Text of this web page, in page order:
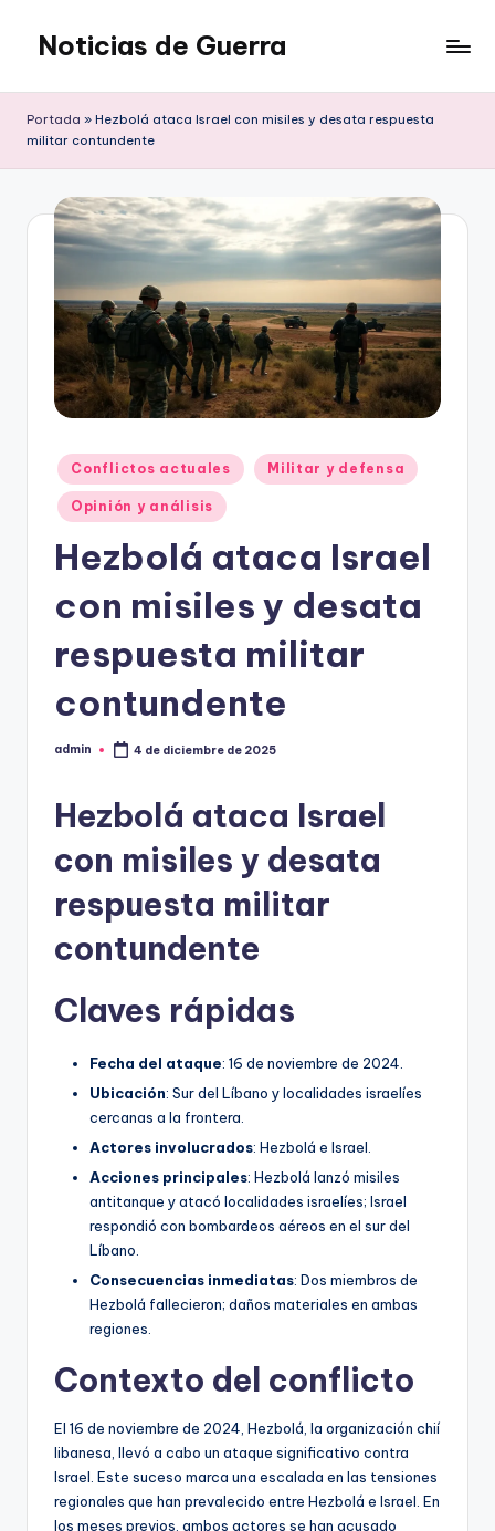
Saltar
contenido
Noticias de Guerra
Portada » Hezbolá ataca Israel con misiles y desata respuesta
militar contundente
Publicado
en
Conflictos actuales Militar y defensa
Opinión y análisis
Hezbolá ataca Israel
con misiles y desata
respuesta militar
contundente
Publicado
admin 4 de diciembre de 2025
Hezbolá ataca Israel
con misiles y desata
respuesta militar
contundente
Claves rápidas
Fecha del ataque: 16 de noviembre de 2024.
Ubicación: Sur del Líbano y localidades israelíes
cercanas a la frontera.
Actores involucrados: Hezbolá e Israel.
Acciones principales: Hezbolá lanzó misiles
antitanque y atacó localidades israelíes; Israel
respondió con bombardeos aéreos en el sur del
Líbano.
Consecuencias inmediatas: Dos miembros de
Hezbolá fallecieron; daños materiales en ambas
regiones.
Contexto del conflicto
El 16 de noviembre de 2024, Hezbolá, la organización chií
libanesa, llevó a cabo un ataque significativo contra
Israel. Este suceso marca una escalada en las tensiones
regionales que han prevalecido entre Hezbolá e Israel. En
los meses previos, ambos actores se han acusado